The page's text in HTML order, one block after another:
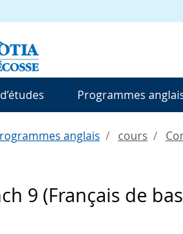
Programmes
anglais cours
9 (Français de